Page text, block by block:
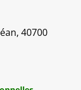
40700